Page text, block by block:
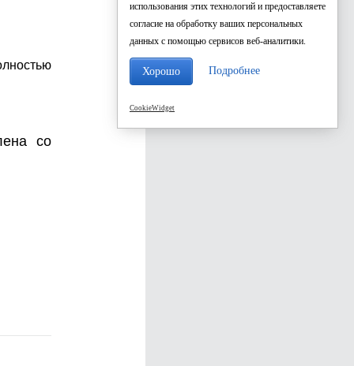
со
использования этих технологий и предоставляете
согласие на обработку ваших персональных
данных с помощью сервисов веб-аналитики.
Хорошо Подробнее
CookieWidget